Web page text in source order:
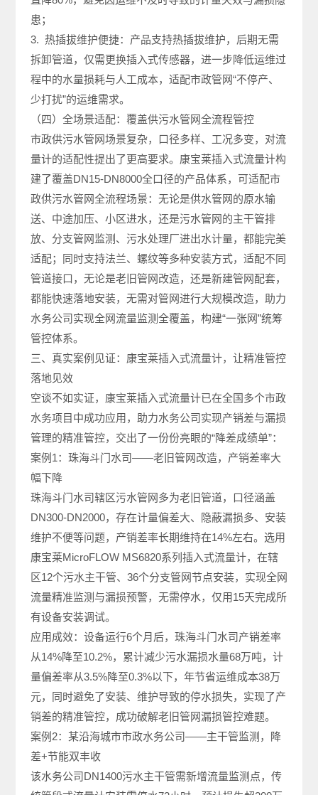
患；
3. 热插拔维护便捷：产品支持热插拔维护，后期无需
拆卸管道，仅需更换插入式传感器，进一步降低运维过
程中的水量损耗与人工成本，适配市政管网“不停产、
少打扰”的运维需求。
（四）全场景适配：覆盖供污水管网全流程管控
市政供污水管网场景复杂，口径多样、工况多变，对流
量计的适配性提出了更高要求。康宝莱插入式流量计构
建了覆盖DN15-DN8000全口径的产品体系，可适配市
政供污水管网全流程场景：无论是供水管网的原水输
送、中途加压、小区进水，还是污水管网的主干管排
放、分支管网监测、污水处理厂进出水计量，都能完美
适配；同时支持法兰、螺纹等多种安装方式，适配不同
管道接口，无论是老旧管网改造，还是新建管网配套，
都能快速落地安装，无需对管网进行大规模改造，助力
水务公司实现全网流量监测全覆盖，构建“一张网”统筹
管控体系。
三、真实案例见证：康宝莱插入式流量计，让精准管控
落地见效
空谈不如实证，康宝莱插入式流量计已在全国多个市政
水务项目中成功应用，助力水务公司实现产销差与漏损
管理的精准管控，交出了一份份亮眼的“降差成绩单”：
案例1：珠海斗门水司——老旧管网改造，产销差率大
幅下降
珠海斗门水司辖区污水管网多为老旧管道，口径涵盖
DN300-DN2000，存在计量偏差大、隐蔽漏损多、安装
维护不便等问题，产销差率长期维持在14%左右。选用
康宝莱MicroFLOW MS6820系列插入式流量计，在辖
区12个污水主干管、36个分支管网节点安装，实现全网
流量精准监测与漏损预警，无需停水，仅用15天完成所
有设备安装调试。
应用成效：设备运行6个月后，珠海斗门水司产销差率
从14%降至10.2%，累计减少污水漏损水量68万吨，计
量偏差率从3.5%降至0.3%以下，年节省运维成本38万
元，同时避免了安装、维护导致的停水损失，实现了产
销差的精准管控，成功破解老旧管网漏损管控难题。
案例2：某沿海城市市政水务公司——主干管监测，降
差+节能双丰收
该水务公司DN1400污水主干管需新增流量监测点，传